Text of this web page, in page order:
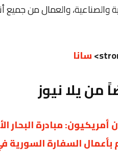
والصناعية، والعمال من جميع
سانا
من يلا نيوز
أمريكيون: مبادرة البحار
بأعمال السفارة السورية‏